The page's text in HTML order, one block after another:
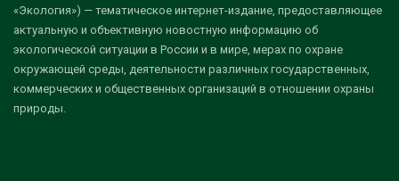
«Экология») — тематическое интернет-издание, предоставляющее
актуальную и объективную новостную информацию об
экологической ситуации в России и в мире, мерах по охране
окружающей среды, деятельности различных государственных,
коммерческих и общественных организаций в отношении охраны
природы.